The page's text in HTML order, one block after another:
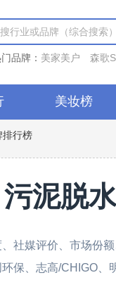
品牌： 美家美户 森歌
美妆榜
排行榜
污泥脱
社媒评价、市场份
保、志高/CHIGO